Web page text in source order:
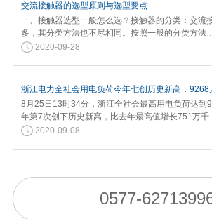
交流接触器的选型原则与选型要点
一、接触器选型一般怎么选？接触器的分类：交流
多，其分类方法也不尽相同。按照一般的分类方法
2020-09-28
8月25日13时34分，浙江全社会最高用电负荷达到
年第7次创下历史新高，比去年最高值增长751万
2020-09-08
0577-